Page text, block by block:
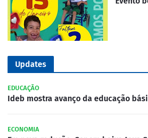
Updates
EDUCAÇÃO
Ideb mostra avanço da educação
ECONOMIA